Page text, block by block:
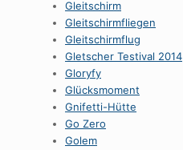
Gleitschirm
Gleitschirmfliegen
Gleitschirmflug
Gletscher Testival 2014
Gloryfy
Glücksmoment
Gnifetti-Hütte
Go Zero
Golem